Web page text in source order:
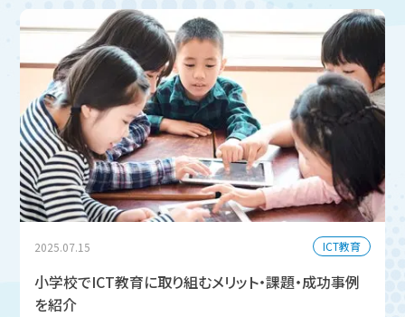
2025.07.15 ICT教育
小学校でICT教育に取り組むメリット・課題・成功事例
を紹介